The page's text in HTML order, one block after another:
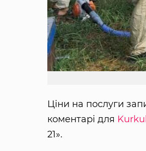
Ціни на послуги
коментарі для
21».